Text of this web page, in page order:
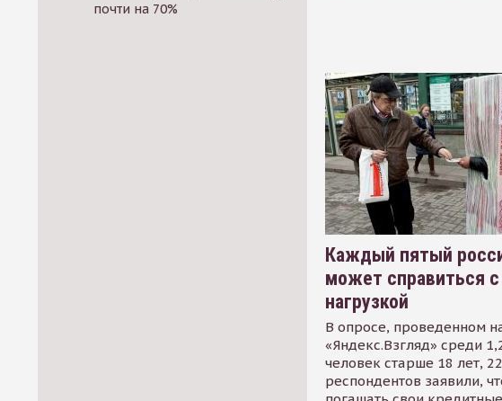
почти на 70%
Каждый пятый
может справиться
нагрузкой
В опросе, проведенном
«Яндекс.Взгляд» среди
человек старше 18 лет,
респондентов заявили,